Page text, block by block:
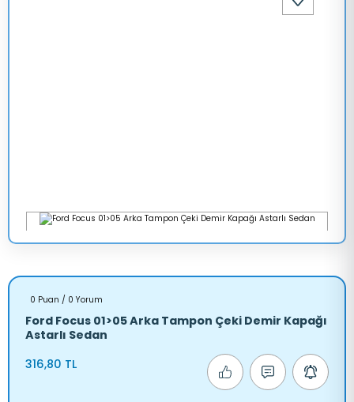
0 Puan / 0 Yorum
Ford Focus 01>05 Arka Tampon Çeki Demir Kapağı
Astarlı Sedan
316,80 TL